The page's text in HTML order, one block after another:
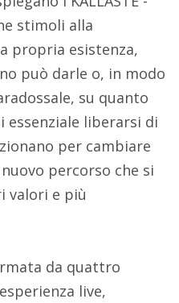
stimoli alla
propria esistenza,
può darle o, in modo
su quanto
essenziale liberarsi di
per cambiare
percorso che si
valori e più
da quattro
live,